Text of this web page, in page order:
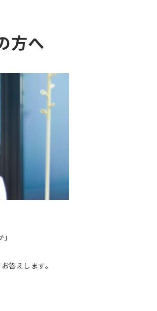
方へ
答えします。